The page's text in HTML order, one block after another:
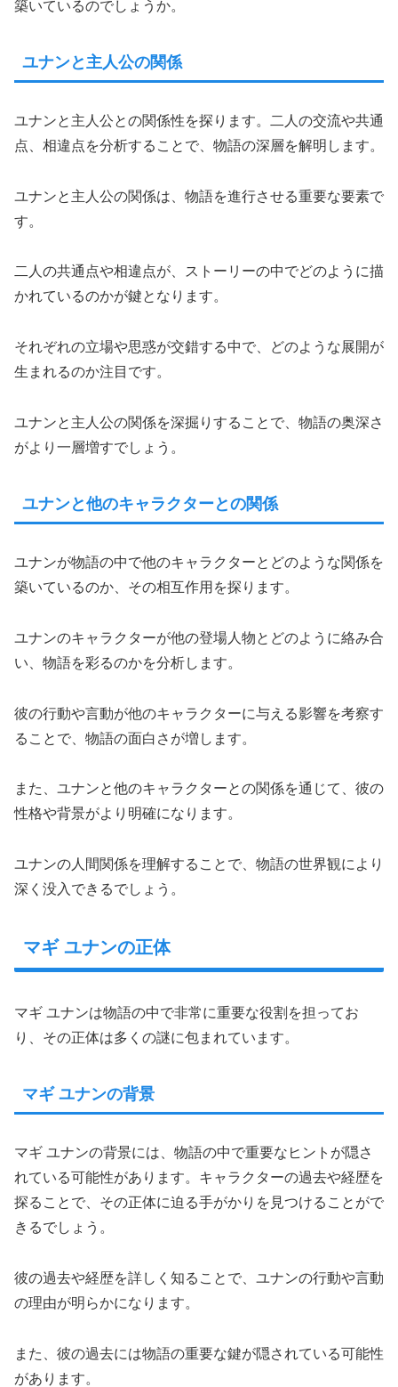
築いているのでしょうか。
ユナンと主人公の関係
ユナンと主人公との関係性を探ります。二人の交流や共通
点、相違点を分析することで、物語の深層を解明します。
ユナンと主人公の関係は、物語を進行させる重要な要素で
す。
二人の共通点や相違点が、ストーリーの中でどのように描
かれているのかが鍵となります。
それぞれの立場や思惑が交錯する中で、どのような展開が
生まれるのか注目です。
ユナンと主人公の関係を深掘りすることで、物語の奥深さ
がより一層増すでしょう。
ユナンと他のキャラクターとの関係
ユナンが物語の中で他のキャラクターとどのような関係を
築いているのか、その相互作用を探ります。
ユナンのキャラクターが他の登場人物とどのように絡み合
い、物語を彩るのかを分析します。
彼の行動や言動が他のキャラクターに与える影響を考察す
ることで、物語の面白さが増します。
また、ユナンと他のキャラクターとの関係を通じて、彼の
性格や背景がより明確になります。
ユナンの人間関係を理解することで、物語の世界観により
深く没入できるでしょう。
マギ ユナンの正体
マギ ユナンは物語の中で非常に重要な役割を担ってお
り、その正体は多くの謎に包まれています。
マギ ユナンの背景
マギ ユナンの背景には、物語の中で重要なヒントが隠さ
れている可能性があります。キャラクターの過去や経歴を
探ることで、その正体に迫る手がかりを見つけることがで
きるでしょう。
彼の過去や経歴を詳しく知ることで、ユナンの行動や言動
の理由が明らかになります。
また、彼の過去には物語の重要な鍵が隠されている可能性
があります。